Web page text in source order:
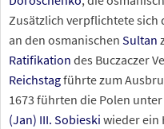
Zusätzlich verpflichtete sich
an den osmanischen Sultan
Ratifikation des Buczaczer
Reichstagführte zum
1673 führten die Polen
(Jan) III. Sobieski wieder ein